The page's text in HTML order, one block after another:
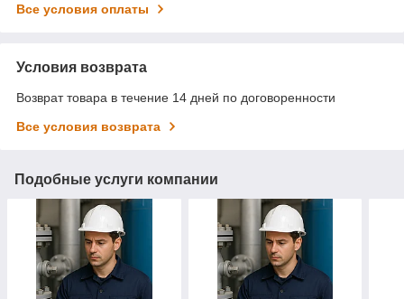
Все условия оплаты
Условия возврата
Возврат товара в течение 14 дней по договоренности
Все условия возврата
Подобные услуги компании